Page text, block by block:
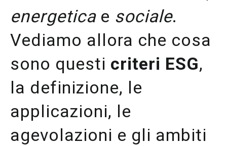
energetica e sociale.
Vediamo allora che cosa
sono questi criteri ESG,
la definizione, le
applicazioni, le
agevolazioni e gli ambiti